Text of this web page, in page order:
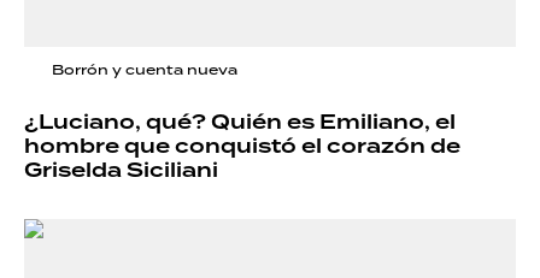
Borrón y cuenta nueva
¿Luciano, qué? Quién es Emiliano, el
hombre que conquistó el corazón de
Griselda Siciliani